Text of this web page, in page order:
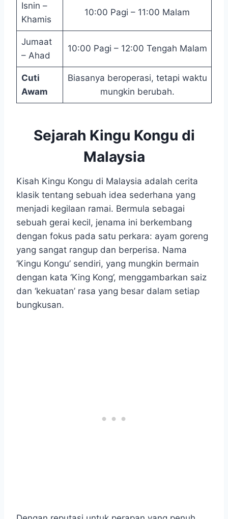
Isnin –
Khamis
10:00 Pagi – 11:00 Malam
Jumaat
– Ahad
10:00 Pagi – 12:00 Tengah Malam
Cuti
Awam
Biasanya beroperasi, tetapi waktu
mungkin berubah.
Sejarah Kingu Kongu di
Malaysia
Kisah Kingu Kongu di Malaysia adalah cerita
klasik tentang sebuah idea sederhana yang
menjadi kegilaan ramai. Bermula sebagai
sebuah gerai kecil, jenama ini berkembang
dengan fokus pada satu perkara: ayam goreng
yang sangat rangup dan berperisa. Nama
‘Kingu Kongu’ sendiri, yang mungkin bermain
dengan kata ‘King Kong’, menggambarkan saiz
dan ‘kekuatan’ rasa yang besar dalam setiap
bungkusan.